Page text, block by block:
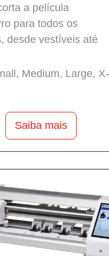
a película
para todos os
desde vestíveis até
Medium, Large, X-
Saiba mais